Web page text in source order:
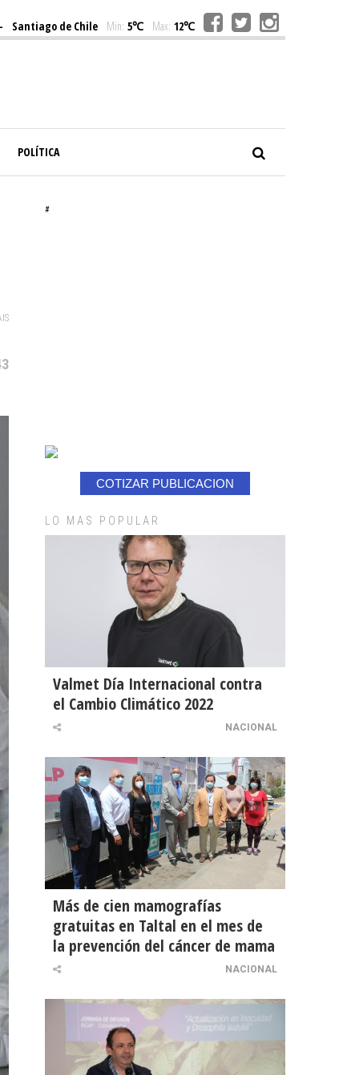
Santiago de Chile Min: 5℃ Max: 12℃
POLÍTICA
#
COTIZAR PUBLICACION
LO MAS POPULAR
Valmet Día Internacional contra
el Cambio Climático 2022
NACIONAL
Más de cien mamografías
gratuitas en Taltal en el mes de
la prevención del cáncer de mama
NACIONAL